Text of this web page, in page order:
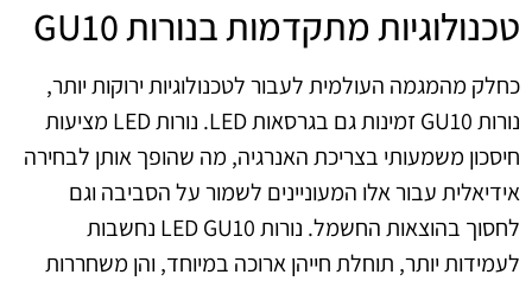
טכנולוגיות מתקדמות בנורות GU10
כחלק מהמגמה העולמית לעבור לטכנולוגיות ירוקות יותר,
נורות GU10 זמינות גם בגרסאות LED. נורות LED מציעות
חיסכון משמעותי בצריכת האנרגיה, מה שהופך אותן לבחירה
אידיאלית עבור אלו המעוניינים לשמור על הסביבה וגם
לחסוך בהוצאות החשמל. נורות LED GU10 נחשבות
לעמידות יותר, תוחלת חייהן ארוכה במיוחד, והן משחררות